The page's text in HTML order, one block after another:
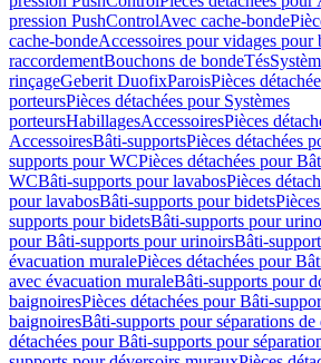
pression PushControlAvec cache-bonde
cache-bondeAccessoires pour vidages pour
raccordementBouchons de bondeTés
rinçageGeberit DuofixParoisPièces
porteursPièces détachées pour Systèmes
porteursHabillagesAccessoiresPièces
AccessoiresBâti-supportsPièces détachées
supports pour WCPièces détachées pour
WCBâti-supports pour lavabosPièces
pour lavabosBâti-supports pour bidets
supports pour bidetsBâti-supports pour
pour Bâti-supports pour urinoirsBâti-
évacuation muralePièces détachées pour
avec évacuation muraleBâti-supports pour
baignoiresPièces détachées pour Bâti-
baignoiresBâti-supports pour séparations de
détachées pour Bâti-supports pour